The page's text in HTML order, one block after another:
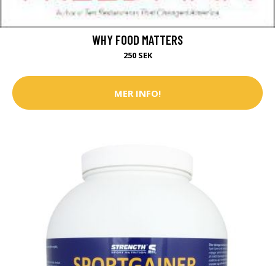
WHY FOOD MATTERS
250 SEK
MER INFO!